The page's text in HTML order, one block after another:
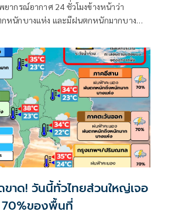
ากรณ์อากาศ 24 ชั่วโมงข้างหน้าว่า
หนักบางแห่ง และมีฝนตกหนักมากบาง
ขาด! วันนี้ทั่วไทยส่วนใหญ่เจอ
ของพื้นที่